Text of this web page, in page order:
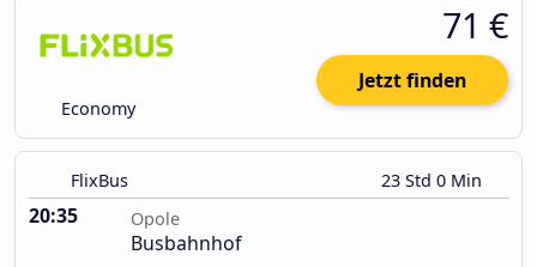
Economy
71 €
Jetzt finden
FlixBus 23 Std 0 Min
20:35 Opole
Busbahnhof